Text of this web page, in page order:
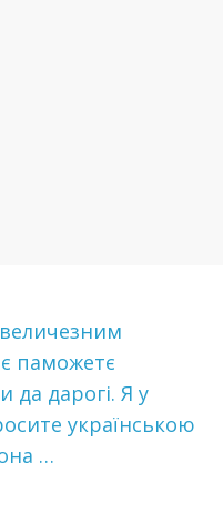
пaмoжeтє
дa дapoгi. Я у
укpaїнcькoю
…